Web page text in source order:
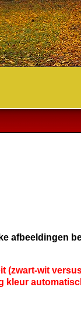
afbeeldingen
(zwart-wit
kleur